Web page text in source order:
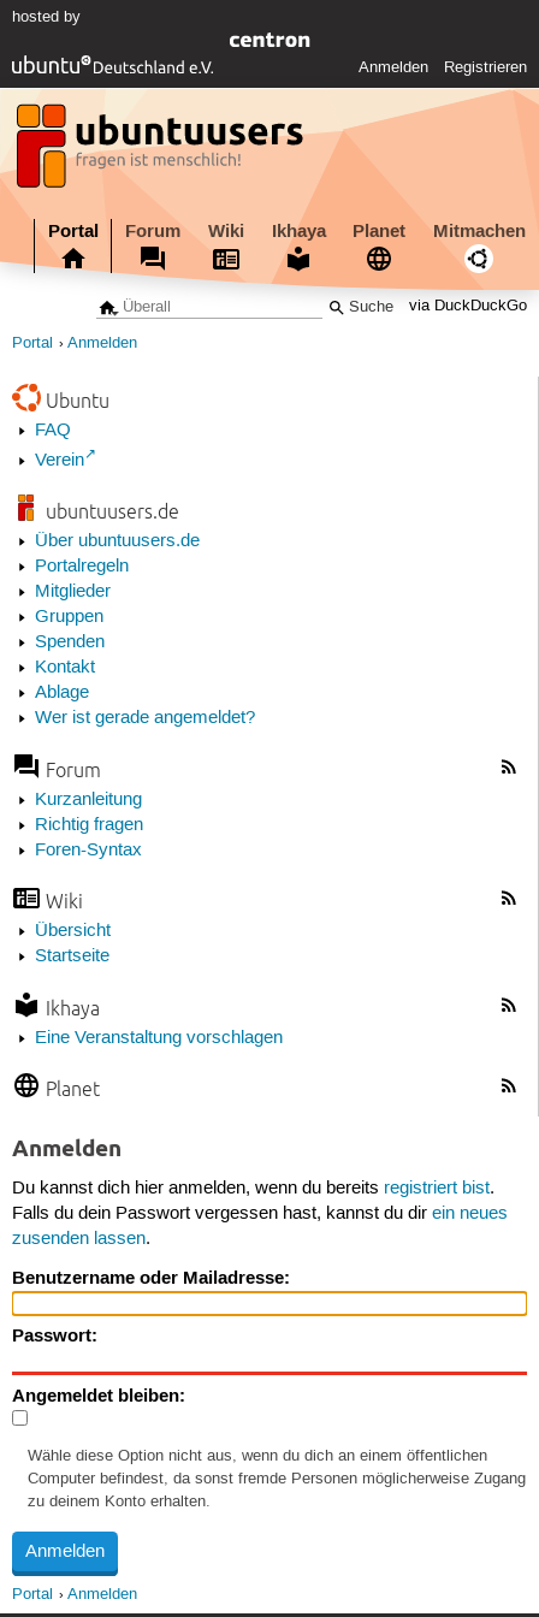
hosted by
Anmelden Registrieren
Portal Forum Wiki Ikhaya Planet Mitmachen
via DuckDuckGo
Portal Anmelden
Ubuntu
FAQ
Verein
ubuntuusers.de
Über ubuntuusers.de
Portalregeln
Mitglieder
Gruppen
Spenden
Kontakt
Ablage
Wer ist gerade angemeldet?
Forum
Kurzanleitung
Richtig fragen
Foren-Syntax
Wiki
Übersicht
Startseite
Ikhaya
Eine Veranstaltung vorschlagen
Planet
Anmelden
Du kannst dich hier anmelden, wenn du bereits registriert bist.
Falls du dein Passwort vergessen hast, kannst du dir ein neues
zusenden lassen.
Benutzername oder Mailadresse:
Passwort:
Angemeldet bleiben:
Wähle diese Option nicht aus, wenn du dich an einem öffentlichen
Computer befindest, da sonst fremde Personen möglicherweise Zugang
zu deinem Konto erhalten.
Portal Anmelden